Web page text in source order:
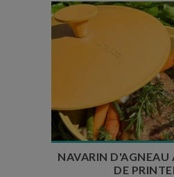
Temps de
Temps de
Nombre de couverts :
NAVARIN D'AGNEAU
DE